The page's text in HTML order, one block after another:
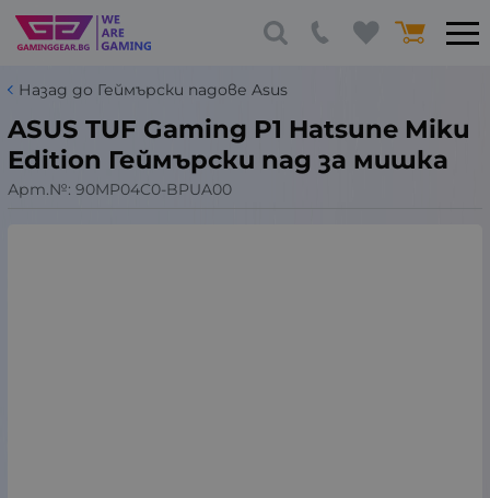
Назад до Геймърски падове Asus
ASUS TUF Gaming P1 Hatsune Miku
Edition Геймърски пад за мишка
Арт.№: 90MP04C0-BPUA00